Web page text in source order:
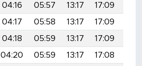
04:16 05:57 13:17 17:09
04:17 05:58 13:17 17:09
04:18 05:59 13:17 17:09
04:20 05:59 13:17 17:08